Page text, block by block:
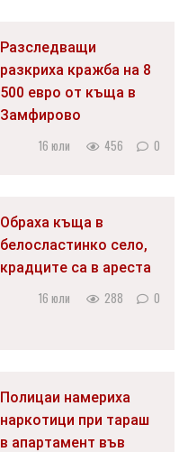
Разследващи
разкриха кражба на 8
500 евро от къща в
Замфирово
16 юли 456 0
Обраха къща в
белосластинко село,
крадците са в ареста
16 юли 288 0
Полицаи намериха
наркотици при тараш
в апартамент във